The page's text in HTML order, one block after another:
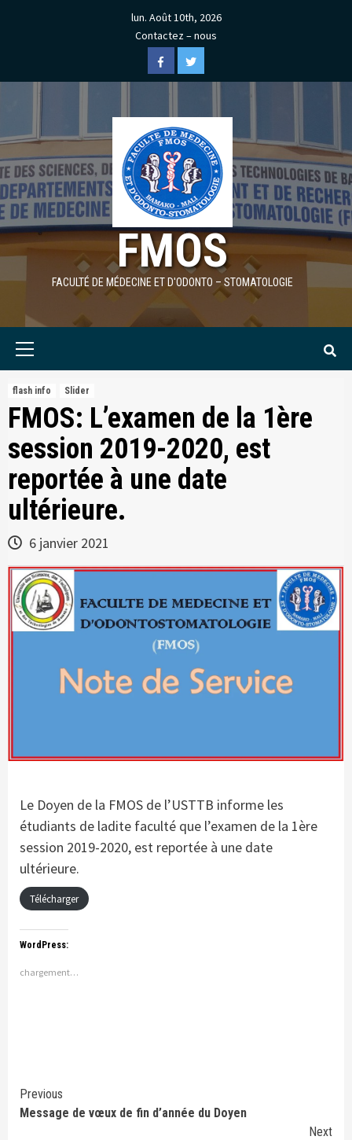
lun. Août 10th, 2026
Contactez – nous
FacebookTwitter
FMOS
FACULTÉ DE MÉDECINE ET D'ODONTO – STOMATOLOGIE
flash info Slider
FMOS: L’examen de la 1ère
session 2019-2020, est
reportée à une date
ultérieure.
6 janvier 2021
Le Doyen de la FMOS de l’USTTB informe les
étudiants de ladite faculté que l’examen de la 1ère
session 2019-2020, est reportée à une date
ultérieure.
Télécharger
WordPress:
chargement…
Continue
Reading
Previous
Message de vœux de fin d’année du Doyen
Next